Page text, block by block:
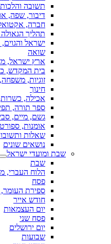
תשובה
דיבור, שפה,
חברה,
תהליך הגאולה
ישראל והגוים,
שואה
ארץ ישראל,
בית המקדש,
זוגיות,
חינוך
אכילה,
ספר תורה,
גשם, מיים,
אומנות,
שאלות
נושאים שונים
שבת ומועדי ישראל
שבת
הלוח העברי,
פסח
ספירת
חודש אייר
יום העצמאות
פסח שני
יום ירושלים
שבועות